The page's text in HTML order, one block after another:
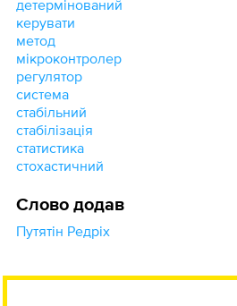
детермінований
керувати
метод
мікроконтролер
регулятор
система
стабільний
стабілізація
статистика
стохастичний
Слово додав
Путятін Редріх